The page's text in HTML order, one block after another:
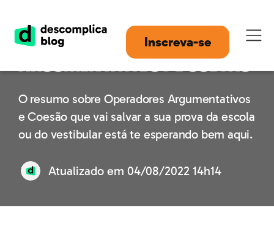
Inscreva-se
Operadores
Argumentativos e Coesão
O resumo sobre Operadores Argumentativos
e Coesão que vai salvar a sua prova da escola
ou do vestibular está te esperando bem aqui.
Atualizado em 04/08/2022 14h14